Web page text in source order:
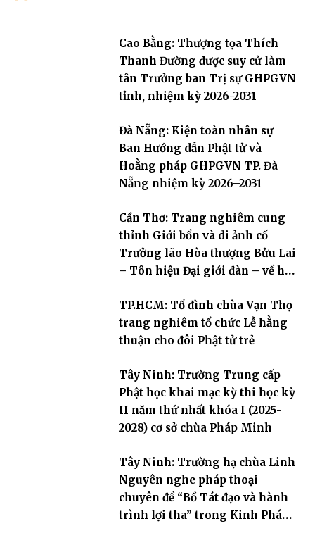
Cao Bằng: Thượng tọa Thích
Thanh Đường được suy cử làm
tân Trưởng ban Trị sự GHPGVN
tỉnh, nhiệm kỳ 2026-2031
Đà Nẵng: Kiện toàn nhân sự
Ban Hướng dẫn Phật tử và
Hoằng pháp GHPGVN TP. Đà
Nẵng nhiệm kỳ 2026–2031
Cần Thơ: Trang nghiêm cung
thỉnh Giới bổn và di ảnh cố
Trưởng lão Hòa thượng Bửu Lai
– Tôn hiệu Đại giới đàn – về hai
TP.HCM: Tổ đình chùa Vạn Thọ
trang nghiêm tổ chức Lễ hằng
thuận cho đôi Phật tử trẻ
Tây Ninh: Trường Trung cấp
Phật học khai mạc kỳ thi học kỳ
II năm thứ nhất khóa I (2025-
2028) cơ sở chùa Pháp Minh
Tây Ninh: Trường hạ chùa Linh
Nguyên nghe pháp thoại
chuyên đề “Bồ Tát đạo và hành
trình lợi tha” trong Kinh Pháp